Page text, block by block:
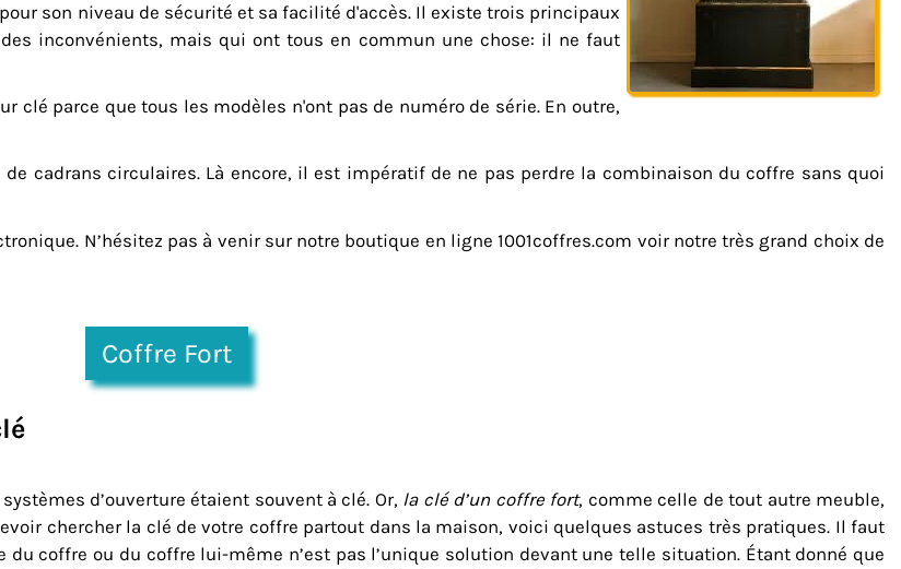
son niveau de sécurité et sa facilité d'accès. Il existe trois principaux
inconvénients, mais qui ont tous en commun une chose: il ne faut
clé parce que tous les modèles n'ont pas de numéro de série. En outre,
cadrans circulaires. Là encore, il est impératif de ne pas perdre la combinaison du coffre sans quoi
N’hésitez pas à venir sur notre boutique en ligne 1001coffres.com voir notre très grand choix de
Coffre Fort
d’ouverture étaient souvent à clé. Or, la clé d’un coffre fort, comme celle de tout autre meuble,
chercher la clé de votre coffre partout dans la maison, voici quelques astuces très pratiques. Il faut
du coffre ou du coffre lui-même n’est pas l’unique solution devant une telle situation. Étant donné que